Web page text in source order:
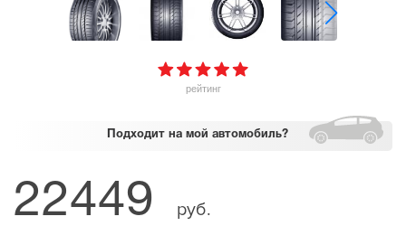
рейтинг
Подходит на мой автомобиль?
22449 руб.